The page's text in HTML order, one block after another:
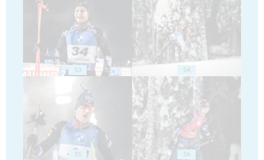
53 54
55 56